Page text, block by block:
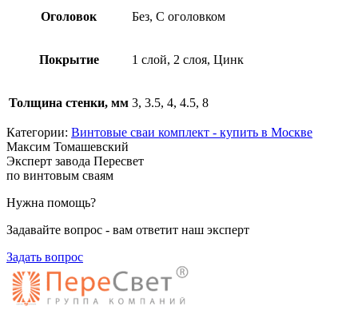
Оголовок Без, С оголовком
Покрытие 1 слой, 2 слоя, Цинк
Толщина стенки, мм 3, 3.5, 4, 4.5, 8
Категории: Винтовые сваи комплект - купить в Москве
Максим Томашевский
Эксперт завода Пересвет
по винтовым сваям
Нужна помощь?
Задавайте вопрос - вам ответит наш эксперт
Задать вопрос